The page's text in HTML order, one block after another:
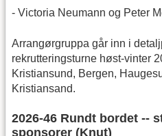
- Victoria Neumann og Peter
Arrangørgruppa går inn i
rekrutteringsturne høst-vinter
Kristiansund, Bergen,
Kristiansand.
2026-46 Rundt bordet --
sponsorer (Knut)